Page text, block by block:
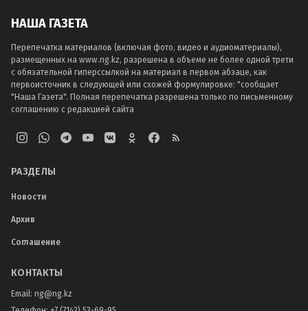
НАША ГАЗЕТА
Перепечатка материалов (включая фото, видео и аудиоматериалы),
размещенных на www.ng.kz, разрешена в объеме не более одной трети
с обязательной гиперссылкой на материал в первом абзаце, как
первоисточник в следующей или схожей формулировке: "сообщает
"Наша Газета". Полная перепечатка разрешена только по письменному
соглашению с редакцией сайта
РАЗДЕЛЫ
Новости
Архив
Соглашение
КОНТАКТЫ
Email: ng@ng.kz